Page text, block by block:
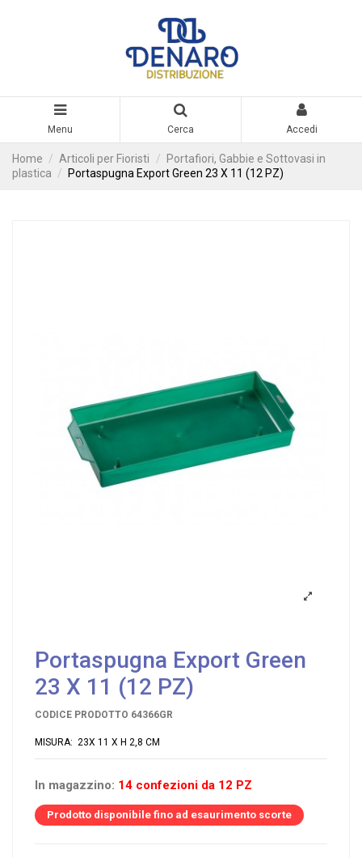
Menu Cerca Accedi
Home Articoli per Fioristi
Portafiori, Gabbie e Sottovasi in
plastica
Portaspugna Export Green 23 X 11 (12 PZ)
Portaspugna Export Green
23 X 11 (12 PZ)
CODICE PRODOTTO 64366GR
MISURA: 23X 11 X H 2,8 CM
In magazzino: 14 confezioni da 12 PZ
Prodotto disponibile fino ad esaurimento scorte